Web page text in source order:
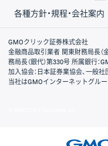
各種方針・規程・会社案内
取引規程・約款
サイトマップ
その他のご案内
個人情報保護方針
最良執行方針
サイトのご利用につい
ディスクレイマー
信託保全
リスク説明
会社案内
GMOクリック証券株式会社
金融商品取引業者 関東財務局長（
務局長（銀代）第330号 所属銀行
加入協会：日本証券業協会、一般
当社はGMOインターネットグルー